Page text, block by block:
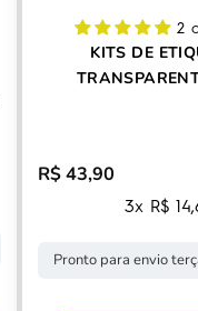
2
KITS DE
Preço promocional
R$ 43,90
3x R$
Pronto para envio